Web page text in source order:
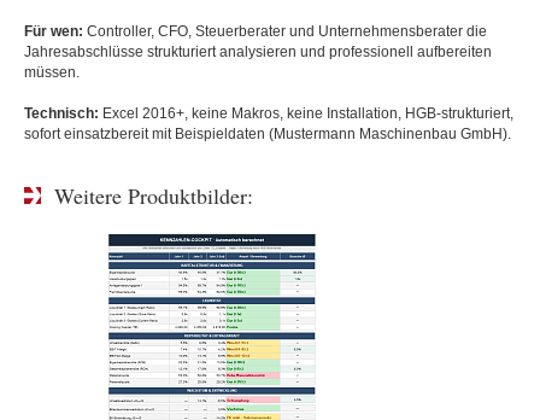
Für wen: Controller, CFO, Steuerberater und Unternehmensberater die
Jahresabschlüsse strukturiert analysieren und professionell aufbereiten
müssen.
Technisch: Excel 2016+, keine Makros, keine Installation, HGB-strukturiert,
sofort einsatzbereit mit Beispieldaten (Mustermann Maschinenbau GmbH).
Weitere Produktbilder: